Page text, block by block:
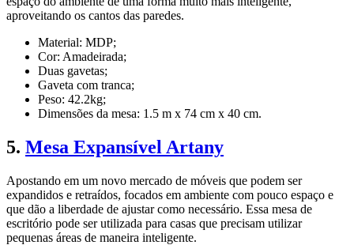
aproveitando os cantos das paredes.
Material: MDP;
Cor: Amadeirada;
Duas gavetas;
Gaveta com tranca;
Peso: 42.2kg;
Dimensões da mesa: 1.5 m x 74 cm x 40 cm.
5. Mesa Expansível Artany
Apostando em um novo mercado de móveis que podem ser
expandidos e retraídos, focados em ambiente com pouco espaço e
que dão a liberdade de ajustar como necessário. Essa mesa de
escritório pode ser utilizada para casas que precisam utilizar
pequenas áreas de maneira inteligente.